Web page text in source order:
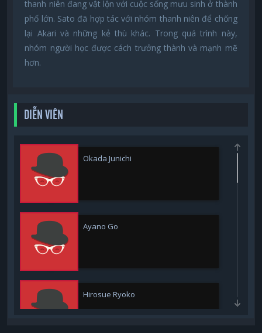
thanh niên đang vật lộn với cuộc sống mưu sinh ở thành
phố lớn. Sato đã hợp tác với nhóm thanh niên để chống
lại Akari và những kẻ thù khác. Trong quá trình này,
nhóm người học được cách trưởng thành và mạnh mẽ
hơn.
DIỄN VIÊN
Okada Junichi
Ayano Go
Hirosue Ryoko